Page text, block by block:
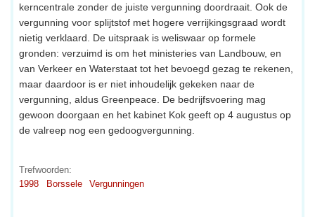
kerncentrale zonder de juiste vergunning doordraait. Ook de
vergunning voor splijtstof met hogere verrijkingsgraad wordt
nietig verklaard. De uitspraak is weliswaar op formele
gronden: verzuimd is om het ministeries van Landbouw, en
van Verkeer en Waterstaat tot het bevoegd gezag te rekenen,
maar daardoor is er niet inhoudelijk gekeken naar de
vergunning, aldus Greenpeace. De bedrijfsvoering mag
gewoon doorgaan en het kabinet Kok geeft op 4 augustus op
de valreep nog een gedoogvergunning.
Trefwoorden:
1998
Borssele Vergunningen